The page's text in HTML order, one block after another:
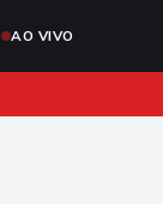
AO VIVO